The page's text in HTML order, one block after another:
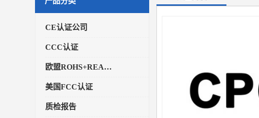
CE认证公司
CCC认证
欧盟ROHS+REACH认证
美国FCC认证
质检报告